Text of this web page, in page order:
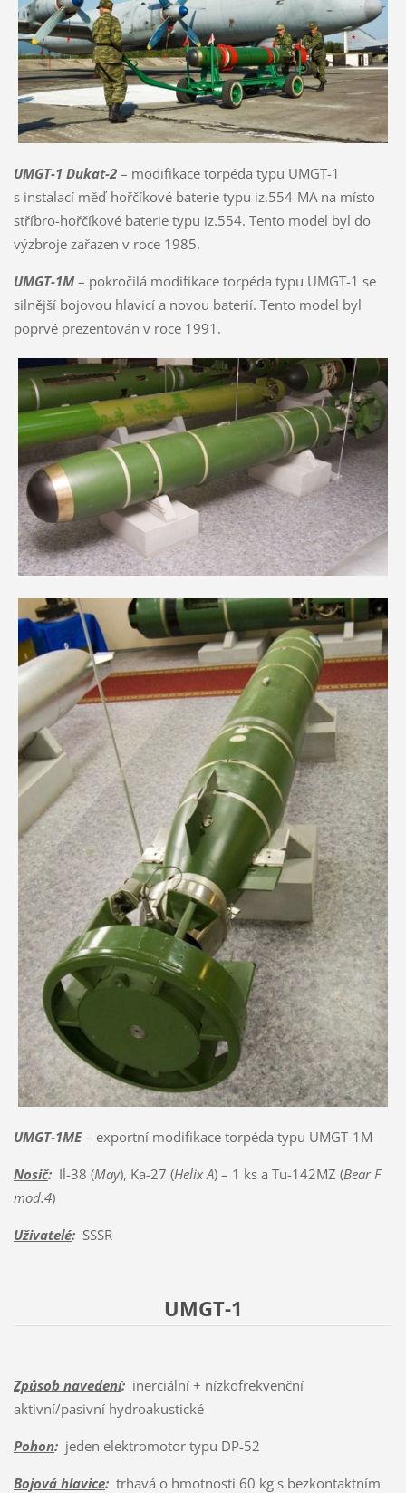
UMGT-1 Dukat-2– modifikace torpéda typu UMGT-1
s instalací měď-hořčíkové baterie typu iz.554-MA na místo
stříbro-hořčíkové baterie typu iz.554. Tento model byl do
výzbroje zařazen v roce 1985.
UMGT-1M– pokročilá modifikace torpéda typu UMGT-1 se
silnější bojovou hlavicí a novou baterií. Tento model byl
poprvé prezentován v roce 1991.
UMGT-1ME– exportní modifikace torpéda typu UMGT-1M
Nosič:Il-38 (May), Ka-27 (Helix A) – 1 ks a Tu-142MZ (Bear F
mod.4)
Uživatelé:SSSR
UMGT-1
Způsob navedení:inerciální + nízkofrekvenční
aktivní/pasivní hydroakustické
Pohon:jeden elektromotor typu DP-52
Bojová hlavice:trhavá o hmotnosti 60 kg s bezkontaktním